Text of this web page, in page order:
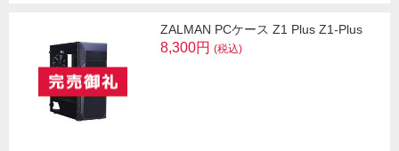
ZALMAN PCケース Z1 Plus Z1-Plus
8,300円 (税込)